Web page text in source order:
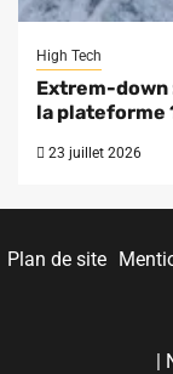
High Tech
Extrem-down
la plateforme
23 juillet 2026
Plan de site
|